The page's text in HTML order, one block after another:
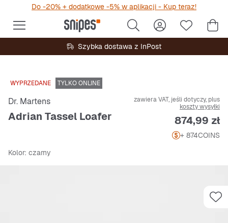
Do -20% + dodatkowe -5% w aplikacji - Kup teraz!
Szybka dostawa z InPost
WYPRZEDANE TYLKO ONLINE
Dr. Martens
Adrian Tassel Loafer
zawiera VAT, jeśli dotyczy, plus
koszty wysyłki
Cena
874,99 zł
+ 874COINS
Kolor: czarny